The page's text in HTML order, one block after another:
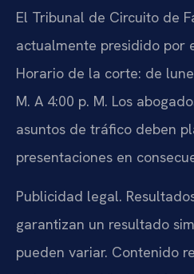
El Tribunal de Circuito de
actualmente presidido por
Horario de la corte: de
M. A 4:00 p. M. Los
asuntos de tráfico deben
presentaciones en
Publicidad legal.
garantizan un resultado
pueden variar. Contenido